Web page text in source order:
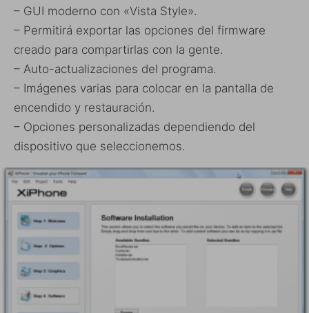
– GUI moderno con «Vista Style».
– Permitirá exportar las opciones del firmware
creado para compartirlas con la gente.
– Auto-actualizaciones del programa.
– Imágenes varias para colocar en la pantalla de
encendido y restauración.
– Opciones personalizadas dependiendo del
dispositivo que seleccionemos.